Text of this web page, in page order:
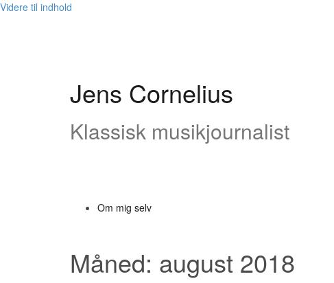
Videre til indhold
Jens Cornelius
Klassisk musikjournalist
Om mig selv
Måned: august 2018